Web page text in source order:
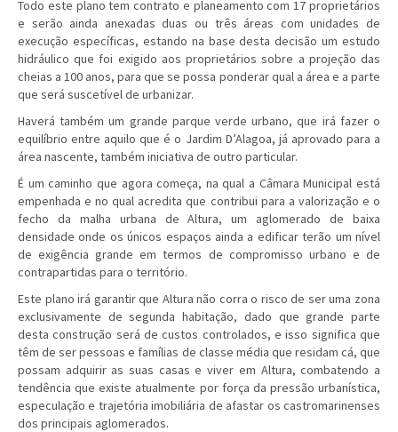
Todo este plano tem contrato e planeamento com 17 proprietários
e serão ainda anexadas duas ou três áreas com unidades de
execução específicas, estando na base desta decisão um estudo
hidráulico que foi exigido aos proprietários sobre a projeção das
cheias a 100 anos, para que se possa ponderar qual a área e a parte
que será suscetível de urbanizar.
Haverá também um grande parque verde urbano, que irá fazer o
equilíbrio entre aquilo que é o Jardim D’Alagoa, já aprovado para a
área nascente, também iniciativa de outro particular.
É um caminho que agora começa, na qual a Câmara Municipal está
empenhada e no qual acredita que contribui para a valorização e o
fecho da malha urbana de Altura, um aglomerado de baixa
densidade onde os únicos espaços ainda a edificar terão um nível
de exigência grande em termos de compromisso urbano e de
contrapartidas para o território.
Este plano irá garantir que Altura não corra o risco de ser uma zona
exclusivamente de segunda habitação, dado que grande parte
desta construção será de custos controlados, e isso significa que
têm de ser pessoas e famílias de classe média que residam cá, que
possam adquirir as suas casas e viver em Altura, combatendo a
tendência que existe atualmente por força da pressão urbanística,
especulação e trajetória imobiliária de afastar os castromarinenses
dos principais aglomerados.